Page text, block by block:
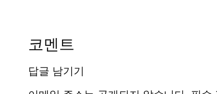
코멘트
답글 남기기